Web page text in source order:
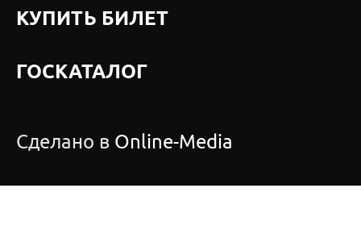
КУПИТЬ БИЛЕТ
ГОСКАТАЛОГ
Сделано в Online-Media